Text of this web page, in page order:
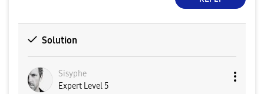
Solution
Sisyphe
Expert Level 5